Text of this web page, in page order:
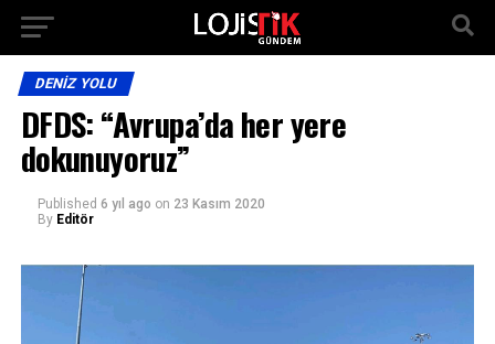
DENIZ YOLU
DFDS: “Avrupa’da her yere
dokunuyoruz”
Published 6 yıl ago on 23 Kasım 2020
By Editör